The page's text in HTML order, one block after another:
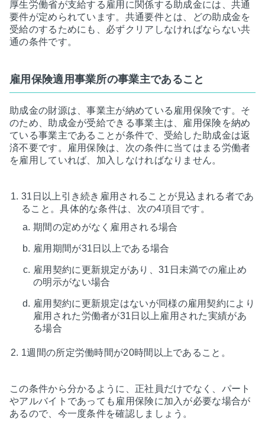
厚生労働省が支給する雇用に関係する助成金には、共通
要件が定められています。共通要件とは、どの助成金を
受給のするためにも、必ずクリアしなければならない共
通の条件です。
雇用保険適用事業所の事業主であること
助成金の財源は、事業主が納めている雇用保険です。そ
のため、助成金が受給できる事業主は、雇用保険を納め
ている事業主であることが条件で、受給した助成金は返
済不要です。雇用保険は、次の条件に当てはまる労働者
を雇用していれば、加入しなければなりません。
31日以上引き続き雇用されることが見込まれる者であ
ること。具体的な条件は、次の4項目です。
期間の定めがなく雇用される場合
雇用期間が31日以上である場合
雇用契約に更新規定があり、31日未満での雇止め
の明示がない場合
雇用契約に更新規定はないが同様の雇用契約により
雇用された労働者が31日以上雇用された実績があ
る場合
1週間の所定労働時間が20時間以上であること。
この条件から分かるように、正社員だけでなく、パート
やアルバイトであっても雇用保険に加入が必要な場合が
あるので、今一度条件を確認しましょう。